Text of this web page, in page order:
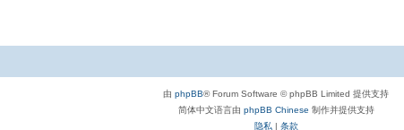
由 phpBB® Forum Software © phpBB Limited 提供支持
简体中文语言由 phpBB Chinese 制作并提供支持
隐私 | 条款